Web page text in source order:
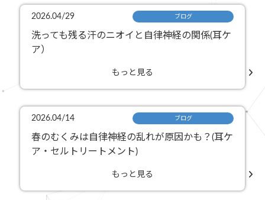
2026.04/29 ブログ
洗っても残る汗のニオイと自律神経の関係(耳ケ
ア）
もっと見る
2026.04/14 ブログ
春のむくみは自律神経の乱れが原因かも？(耳ケ
ア・セルトリートメント)
もっと見る